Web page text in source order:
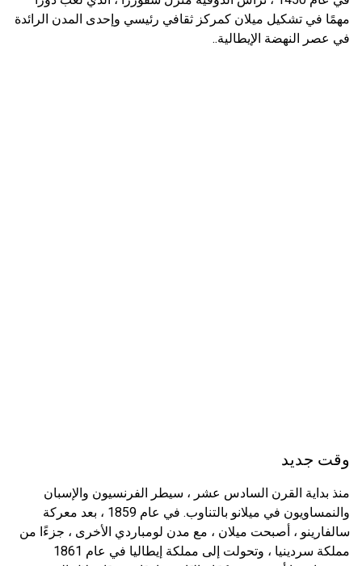
مهمًا في تشكيل ميلان كمركز ثقافي رئيسي وإحدى المدن الرائدة
في عصر النهضة الإيطالية..
وقت جديد
منذ بداية القرن السادس عشر ، سيطر الفرنسيون والإسبان
والنمساويون في ميلانو بالتناوب. في عام 1859 ، بعد معركة
سالفارينو ، أصبحت ميلان ، مع مدن لومباردي الأخرى ، جزءًا من
مملكة سردينيا ، وتحولت إلى مملكة إيطاليا في عام 1861